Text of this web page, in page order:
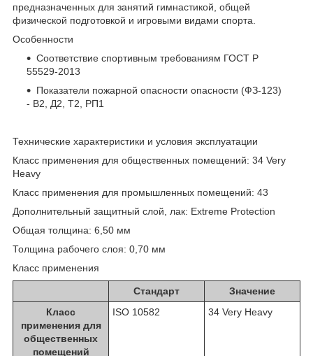
предназначенных для занятий гимнастикой, общей
физической подготовкой и игровыми видами спорта.
Особенности
Соответствие спортивным требованиям ГОСТ Р
55529-2013
Показатели пожарной опасности опасности (ФЗ-123)
- В2, Д2, Т2, РП1
Технические характеристики и условия эксплуатации
Класс применения для общественных помещений: 34 Very
Heavy
Класс применения для промышленных помещений: 43
Дополнительный защитный слой, лак: Extreme Protection
Общая толщина: 6,50 мм
Толщина рабочего слоя: 0,70 мм
Класс применения
Стандарт
Значение
Класс
применения для
общественных
помещений
ISO 10582 34 Very Heavy